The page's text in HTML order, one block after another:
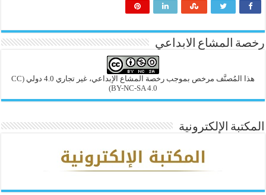
رخصة المشاع الابداعي
هذا المُصنَّف مرخص بموجب رخصة المشاع الإبداعي، غير تجاري 4.0 دولي
(CC
BY-NC-SA 4.0)
المكتبة الإلكترونية